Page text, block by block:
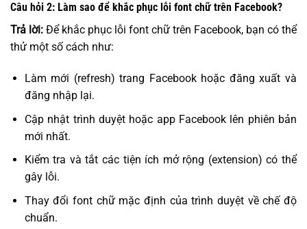
Câu hỏi 2: Làm sao để khắc phục lỗi font chữ trên Facebook?
Trả lời: Để khắc phục lỗi font chữ trên Facebook, bạn có thể
thử một số cách như:
Làm mới (refresh) trang Facebook hoặc đăng xuất và
đăng nhập lại.
Cập nhật trình duyệt hoặc app Facebook lên phiên bản
mới nhất.
Kiểm tra và tắt các tiện ích mở rộng (extension) có thể
gây lỗi.
Thay đổi font chữ mặc định của trình duyệt về chế độ
chuẩn.